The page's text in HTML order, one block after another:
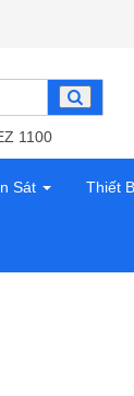
1100
Sát Thiết